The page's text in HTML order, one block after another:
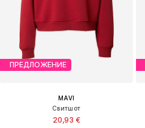
ПРЕДЛОЖЕНИЕ
MAVI
Свитшот
20,93 €